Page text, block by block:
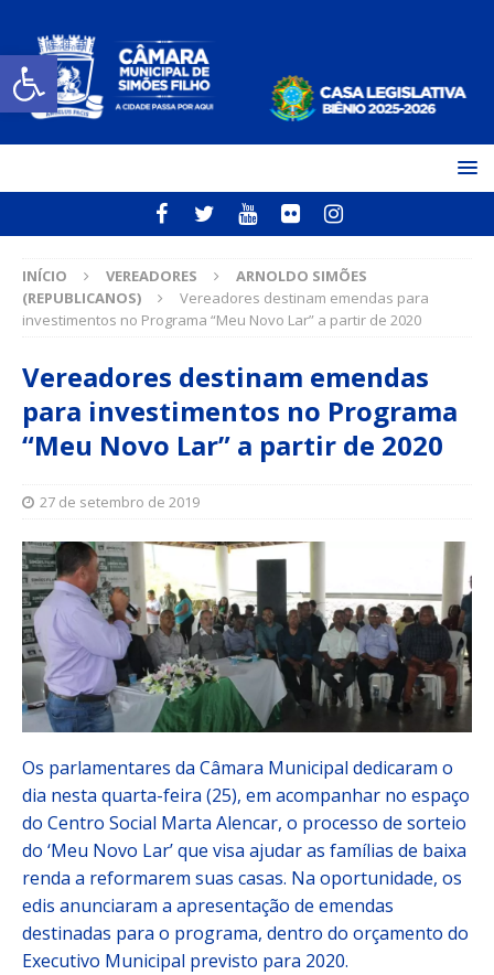
Open toolbar
INÍCIO VEREADORES
ARNOLDO SIMÕES
(REPUBLICANOS)
Vereadores destinam emendas para
investimentos no Programa “Meu Novo Lar” a partir de 2020
Vereadores destinam emendas
para investimentos no Programa
“Meu Novo Lar” a partir de 2020
27 de setembro de 2019
Os parlamentares da Câmara Municipal dedicaram o
dia nesta quarta-feira (25), em acompanhar no espaço
do Centro Social Marta Alencar, o processo de sorteio
do ‘Meu Novo Lar’ que visa ajudar as famílias de baixa
renda a reformarem suas casas. Na oportunidade, os
edis anunciaram a apresentação de emendas
destinadas para o programa, dentro do orçamento do
Executivo Municipal previsto para 2020.